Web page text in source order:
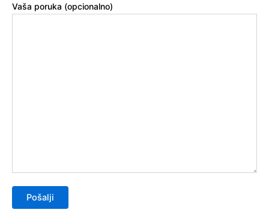
Vaša poruka (opcionalno)